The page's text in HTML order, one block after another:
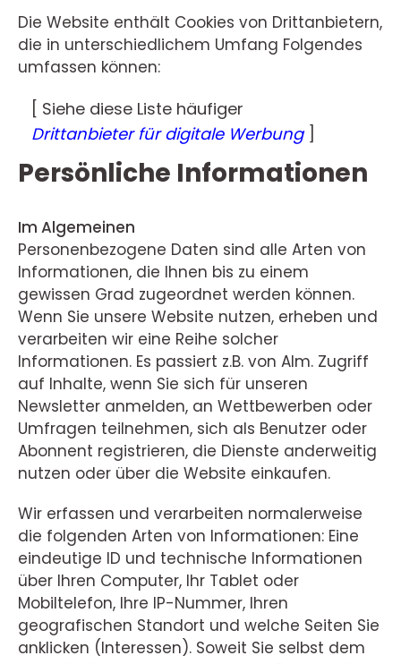
Die Website enthält Cookies von Drittanbietern,
die in unterschiedlichem Umfang Folgendes
umfassen können:
[ Siehe diese Liste häufiger
Drittanbieter für digitale Werbung]
Persönliche Informationen
Im Algemeinen
Personenbezogene Daten sind alle Arten von
Informationen, die Ihnen bis zu einem
gewissen Grad zugeordnet werden können.
Wenn Sie unsere Website nutzen, erheben und
verarbeiten wir eine Reihe solcher
Informationen. Es passiert z.B. von Alm. Zugriff
auf Inhalte, wenn Sie sich für unseren
Newsletter anmelden, an Wettbewerben oder
Umfragen teilnehmen, sich als Benutzer oder
Abonnent registrieren, die Dienste anderweitig
nutzen oder über die Website einkaufen.
Wir erfassen und verarbeiten normalerweise
die folgenden Arten von Informationen: Eine
eindeutige ID und technische Informationen
über Ihren Computer, Ihr Tablet oder
Mobiltelefon, Ihre IP-Nummer, Ihren
geografischen Standort und welche Seiten Sie
anklicken (Interessen). Soweit Sie selbst dem